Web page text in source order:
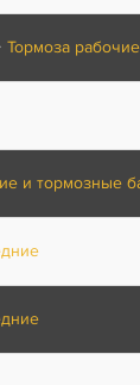
Тормоза
и тормозные